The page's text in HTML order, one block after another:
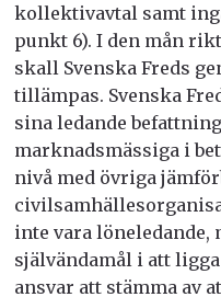
kollektivavtal samt
punkt 6). I den mån
skall Svenska Freds
tillämpas. Svenska
sina ledande
marknadsmässiga i
nivå med övriga
inte vara löneledande,
självändamål i att
ansvar att stämma av